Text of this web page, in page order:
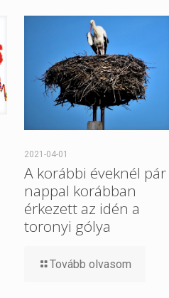
2021-04-01
A korábbi éveknél pár
nappal korábban
érkezett az idén a
toronyi gólya
Tovább olvasom